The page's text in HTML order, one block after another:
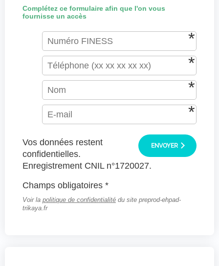
Complétez ce formulaire afin que l'on vous
fournisse un accès
ENVOYER
Vos données restent
confidentielles.
Enregistrement CNIL n°1720027.
Champs obligatoires *
Voir la politique de confidentialité du site preprod-ehpad-
trikaya.fr